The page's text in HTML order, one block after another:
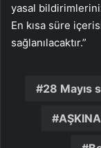
yasal
En kısa süre
sağlanılacaktır.”
28 Mayıs